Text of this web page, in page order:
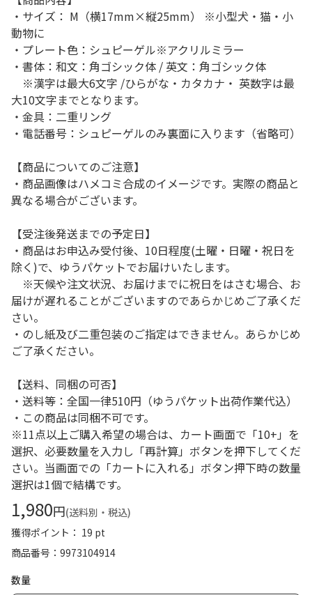
・サイズ： M（横17mm×縦25mm） ※小型犬・猫・小
動物に
・プレート色：シュピーゲル※アクリルミラー
・書体：和文：角ゴシック体 / 英文：角ゴシック体
※漢字は最大6文字 /ひらがな・カタカナ・ 英数字は最
大10文字までとなります。
・金具：二重リング
・電話番号：シュピーゲルのみ裏面に入ります（省略可）
【商品についてのご注意】
・商品画像はハメコミ合成のイメージです。実際の商品と
異なる場合がございます。
【受注後発送までの予定日】
・商品はお申込み受付後、10日程度(土曜・日曜・祝日を
除く)で、ゆうパケットでお届けいたします。
※天候や注文状況、お届けまでに祝日をはさむ場合、お
届けが遅れることがございますのであらかじめご了承くだ
さい。
・のし紙及び二重包装のご指定はできません。あらかじめ
ご了承ください。
【送料、同梱の可否】
・送料等：全国一律510円（ゆうパケット出荷作業代込）
・この商品は同梱不可です。
※11点以上ご購入希望の場合は、カート画面で「10+」を
選択、必要数量を入力し「再計算」ボタンを押下してくだ
さい。当画面での「カートに入れる」ボタン押下時の数量
選択は1個で結構です。
1,980円(送料別・税込)
獲得ポイント： 19 pt
商品番号
9973104914
数量